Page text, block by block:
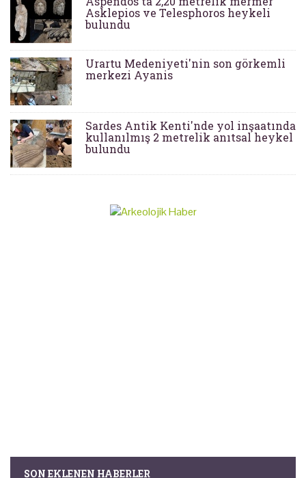
Asklepios ve Telesphoros heykeli
bulundu
Urartu Medeniyeti'nin son görkemli
merkezi Ayanis
Sardes Antik Kenti'nde yol inşaatında
kullanılmış 2 metrelik anıtsal heykel
bulundu
SON EKLENEN HABERLER